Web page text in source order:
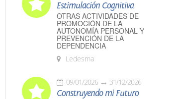
Estimulación Cognitiva
OTRAS ACTIVIDADES DE
PROMOCIÓN DE LA
AUTONOMÍA PERSONAL Y
PREVENCIÓN DE LA
DEPENDENCIA
Ledesma
09/01/2026 31/12/2026
Construyendo mi Futuro